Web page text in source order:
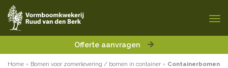
Offerte aanvragen
Home » Bomen voor zomerlevering / bomen in container » Containerbomen